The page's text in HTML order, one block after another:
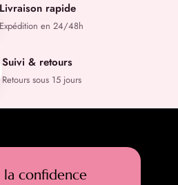
Livraison rapide
Expédition en 24/48h
Suivi & retours
Retours sous 15 jours
la confidence